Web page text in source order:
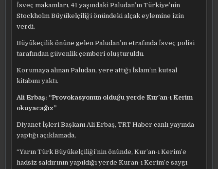
OKUNACAK
İsveç makamları, 41 yaşındaki Paludan’ın Türkiye’nin
Stockholm Büyükelçiliği önündeki alçak eylemine izin
verdi.
Büyükeçilik önüne gelen Paludan’ın etrafında İsveç polisi
tarafından güvenlik çemberi oluşturuldu.
Korumaya alınan Paludan, yere attığı İslam’ın kutsal
kitabını yaktı.
Ali Erbaş: “Provokasyonun olduğu yerde Kur’an-ı Kerim
okuyacağız”
Diyanet İşleri Başkanı Ali Erbaş, TRT Haber canlı yayında
yaptığı açıklamada,
“Yarın Türk Büyükelçiliği’nin önünde, Kur’an-ı Kerim’e
hadsiz saldırının yapıldığı yerde Kuran-ı Kerim’e saygı